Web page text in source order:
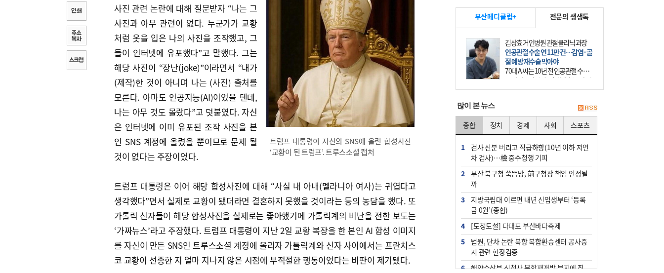
트럼프 대통령이 자신의 SNS에 올린 합성사진
‘교황이 된 트럼프’. 트루스소셜 캡처
사진 관련 논란에 대해 질문받자 “나는 그
사진과 아무 관련이 없다. 누군가가 교황
처럼 옷을 입은 나의 사진을 조작했고, 그
들이 인터넷에 유포했다”고 말했다. 그는
해당 사진이 “장난(joke)”이라면서 “내가
(제작)한 것이 아니며 나는 (사진) 출처를
모른다. 아마도 인공지능(AI)이었을 텐데,
나는 아무 것도 몰랐다”고 덧붙였다. 자신
은 인터넷에 이미 유포된 조작 사진을 본
인 SNS 계정에 올렸을 뿐이므로 문제 될
것이 없다는 주장이었다.
트럼프 대통령은 이어 해당 합성사진에 대해 “사실 내 아내(멜라니아 여사)는 귀엽다고
생각했다”면서 실제로 교황이 됐더라면 결혼하지 못했을 것이라는 등의 농담을 했다. 또
가톨릭 신자들이 해당 합성사진을 실제로는 좋아했기에 가톨릭계의 비난을 전한 보도는
‘가짜뉴스’라고 주장했다. 트럼프 대통령이 지난 2일 교황 복장을 한 본인 AI 합성 이미지
를 자신이 만든 SNS인 트루스소셜 계정에 올리자 가톨릭계와 신자 사이에서는 프란치스
코 교황이 선종한 지 얼마 지나지 않은 시점에 부적절한 행동이었다는 비판이 제기됐다.
부산메디클럽+ 전문의 생생톡
김상효 거인병원 관절클리닉 과장
인공관절 수술 연 11만 건…감염·골
절 예방 재수술 막아야
70대 A 씨는 10년 전 인공관절 수술
을 받았으나, 수술 전 내반슬(오다리)
상태였던 무릎이 수술 후 외반슬(엑
많이 본 뉴스
종합 정치 경제 사회 스포츠
1
검사 신분 버리고 직급하향(10년 이하 저연
차 검사)…檢 중수청행 기피
2
부산 북구청 쑥뜸방, 前구청장 책임 인정될
까
3
지방국립대 이르면 내년 신입생부터 ‘등록
금 0원’(종합)
4
[도청도설] 다대포 부산바다축제
5
법원, 단차 논란 북항 복합환승센터 공사중
지 관련 현장검증
6
해양수산부 신청사 북항재개발 부지에 짓